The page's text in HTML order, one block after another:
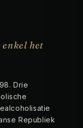
enkel het
Drie
Republiek